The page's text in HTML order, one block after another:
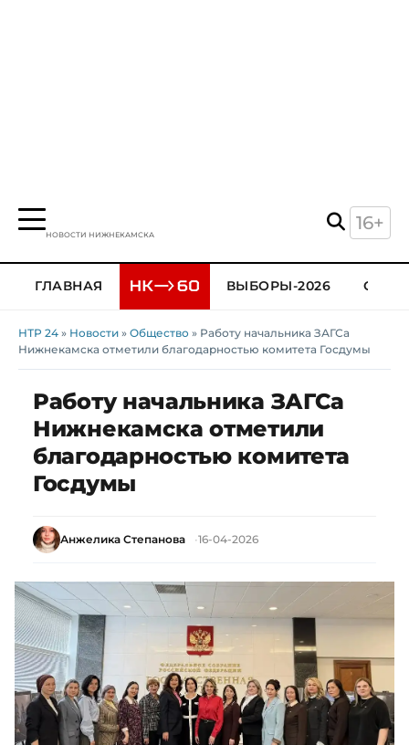
НОВОСТИ НИЖНЕКАМСКА
16+
ГЛАВНАЯ ВЫБОРЫ-2026
НТР 24 » Новости » Общество » Работу начальника ЗАГСа
Нижнекамска отметили благодарностью комитета Госдумы
Работу начальника ЗАГСа
Нижнекамска отметили
благодарностью комитета
Госдумы
Анжелика Степанова 16-04-2026